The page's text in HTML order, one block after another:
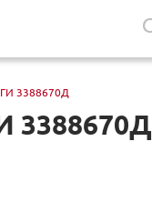
3388670Д
3388670Д